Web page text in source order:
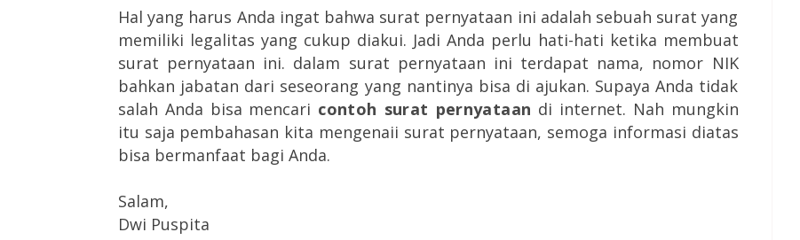
Hal yang harus Anda ingat bahwa surat pernyataan ini adalah sebuah surat yang
memiliki legalitas yang cukup diakui. Jadi Anda perlu hati-hati ketika membuat
surat pernyataan ini. dalam surat pernyataan ini terdapat nama, nomor NIK
bahkan jabatan dari seseorang yang nantinya bisa di ajukan. Supaya Anda tidak
salah Anda bisa mencari contoh surat pernyataan di internet. Nah mungkin
itu saja pembahasan kita mengenaii surat pernyataan, semoga informasi diatas
bisa bermanfaat bagi Anda.
Salam,
Dwi Puspita